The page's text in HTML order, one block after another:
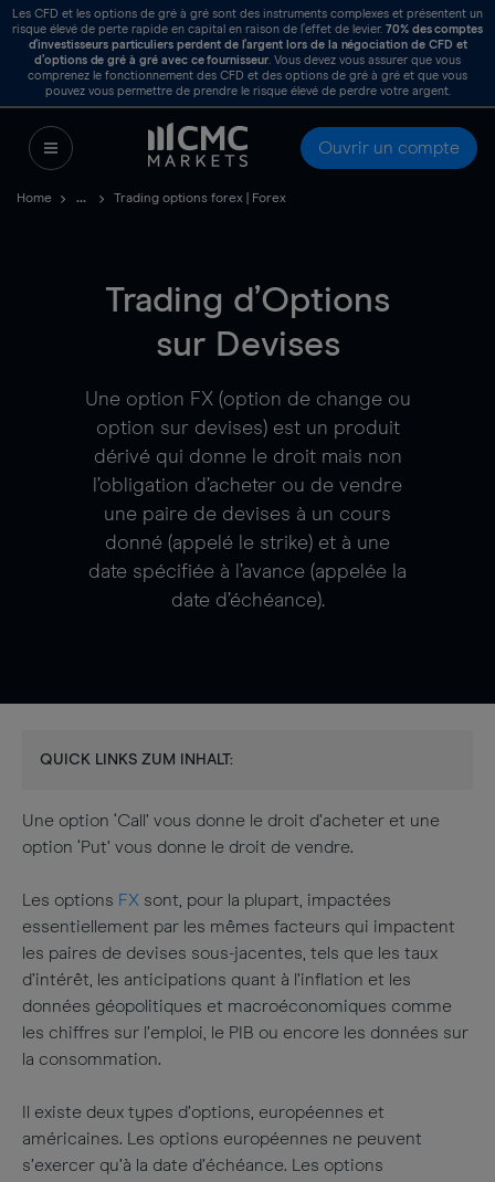
Les CFD et les options de gré à gré sont des instruments complexes et présentent un
risque élevé de perte rapide en capital en raison de l’effet de levier. 70%des comptes
d’investisseurs particuliers perdent de l’argent lors de la négociation de CFD et
d’options de gré à gré avec ce fournisseur. Vous devez vous assurer que vous
comprenez le fonctionnement des CFD et des options de gré à gré et que vous
pouvez vous permettre de prendre le risque élevé de perdre votre argent.
Ouvrir un compte
Home Trading options forex | Forex
Trading d’Options
sur Devises
Une option FX (option de change ou
option sur devises) est un produit
dérivé qui donne le droit mais non
l’obligation d’acheter ou de vendre
une paire de devises à un cours
donné (appelé le strike) et à une
date spécifiée à l’avance (appelée la
date d’échéance).
QUICK LINKS ZUM INHALT:
Une option ‘Call’ vous donne le droit d’acheter et une
option ‘Put’ vous donne le droit de vendre.
Les options FX sont, pour la plupart, impactées
essentiellement par les mêmes facteurs qui impactent
les paires de devises sous-jacentes, tels que les taux
d’intérêt, les anticipations quant à l’inflation et les
données géopolitiques et macroéconomiques comme
les chiffres sur l’emploi, le PIB ou encore les données sur
la consommation.
Il existe deux types d’options, européennes et
américaines. Les options européennes ne peuvent
s’exercer qu’à la date d’échéance. Les options